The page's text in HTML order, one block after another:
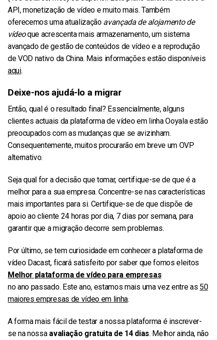
API, monetização de vídeo e muito mais. Também
oferecemos uma atualização avançada de alojamento de
vídeoque acrescenta mais armazenamento, um sistema
avançado de gestão de conteúdos de vídeo e a reprodução
de VOD nativo da China. Mais informações estão disponíveis
aqui.
Deixe-nos ajudá-lo a migrar
Então, qual é o resultado final? Essencialmente, alguns
clientes actuais da plataforma de vídeo em linha Ooyala estão
preocupados com as mudanças que se avizinham.
Consequentemente, muitos procurarão em breve um OVP
alternativo.
Seja qual for a decisão que tomar, certifique-se de que é a
melhor para a sua empresa. Concentre-se nas características
mais importantes para si. Certifique-se de que dispõe de
apoio ao cliente 24 horas por dia, 7 dias por semana, para
garantir que a migração decorre sem problemas.
Por último, se tem curiosidade em conhecer a plataforma de
vídeo Dacast, ficará satisfeito por saber que fomos eleitos
Melhor plataforma de vídeo para empresas
no ano passado. Este ano, estamos mais uma vez entre as 50
maiores empresas de vídeo em linha.
A forma mais fácil de testar a nossa plataforma é inscrever-
se na nossa avaliação gratuita de 14 dias. Melhor ainda, não